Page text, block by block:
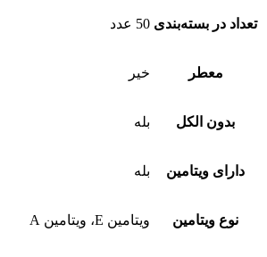
تعداد در بسته‌بندی 50 عدد
معطر خیر
بدون الکل بله
دارای ویتامین بله
نوع ویتامین ویتامین E، ویتامین A